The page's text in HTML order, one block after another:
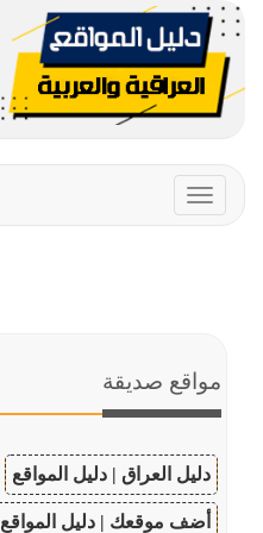
Toggle
navigation
مواقع صديقة
دليل العراق | دليل المواقع
أضف موقعك | دليل المواقع